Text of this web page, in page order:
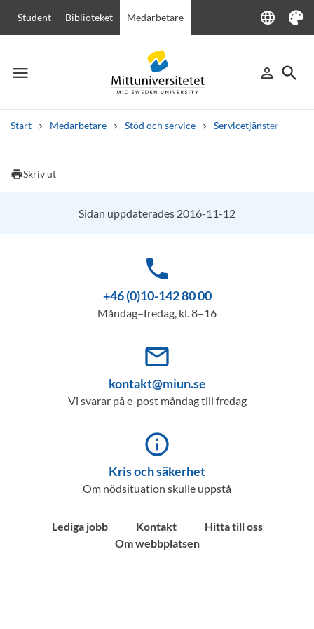
Student Biblioteket Medarbetare language
Language
Tema
menu
Meny person_outline
Logga in
search
Sök
Start Medarbetare Stöd och service Servicetjänster
Andra söktjänster
printSkriv ut
Sidan uppdaterades 2016-11-12
phone
+46 (0)10-142 80 00
Måndag–fredag, kl. 8–16
mail_outline
kontakt@miun.se
Vi svarar på e-post måndag till fredag
info_outline
Kris och säkerhet
Om nödsituation skulle uppstå
Lediga jobb Kontakt
Hitta till oss
Om webbplatsen